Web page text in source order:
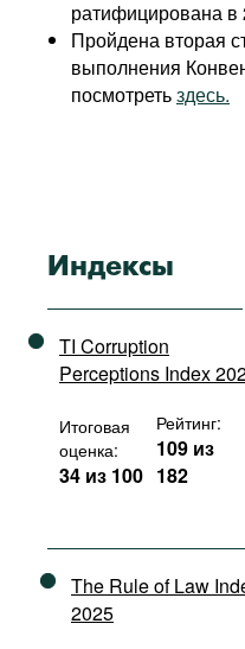
ратифицирована в
Пройдена вторая
выполнения
посмотретьздесь.
Индексы
TI Corruption
Perceptions Index
Итоговая
оценка:
34 из 100
Рейтинг:
109 из
182
The Rule of Law
2025